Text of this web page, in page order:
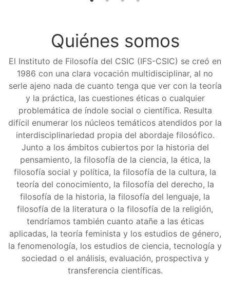
Quiénes somos
El Instituto de Filosofía del CSIC (IFS-CSIC) se creó en
1986 con una clara vocación multidisciplinar, al no
serle ajeno nada de cuanto tenga que ver con la teoría
y la práctica, las cuestiones éticas o cualquier
problemática de índole social o científica. Resulta
difícil enumerar los núcleos temáticos atendidos por la
interdisciplinariedad propia del abordaje filosófico.
Junto a los ámbitos cubiertos por la historia del
pensamiento, la filosofía de la ciencia, la ética, la
filosofía social y política, la filosofía de la cultura, la
teoría del conocimiento, la filosofía del derecho, la
filosofía de la historia, la filosofía del lenguaje, la
filosofía de la literatura o la filosofía de la religión,
tendríamos también cuanto atañe a las éticas
aplicadas, la teoría feminista y los estudios de género,
la fenomenología, los estudios de ciencia, tecnología y
sociedad o el análisis, evaluación, prospectiva y
transferencia científicas.